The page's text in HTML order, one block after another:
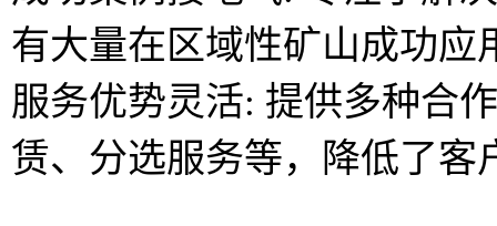
有大量在区域性矿山成功应
服务优势灵活: 提供多种合
赁、分选服务等，降低了客